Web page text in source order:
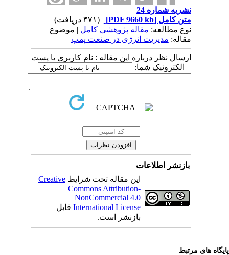
نشریه شماره 24
متن کامل[PDF 9660 kb]
نوع مطالعه:مقاله پژوهشی کامل| موضوع
مقاله:مدیریت انرژی در صنعت پمپ
ارسال نظر درباره این مقاله : نام کاربری یا پست
الکترونیک شما:
بازنشر اطلاعات
این مقاله تحت شرایطCreative
Commons Attribution-
NonCommercial 4.0
International Licenseقابل
بازنشر است.
های مرتبط